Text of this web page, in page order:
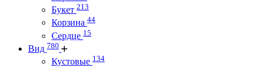
Букет 213
Корзина 44
Сердце 15
Вид 780
Кустовые 134